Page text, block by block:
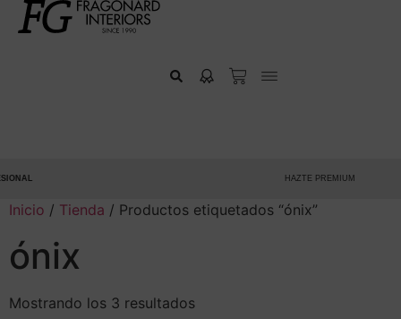
HAZTE PREMIUM
Inicio / Tienda / Productos etiquetados “ónix”
ónix
Mostrando los 3 resultados